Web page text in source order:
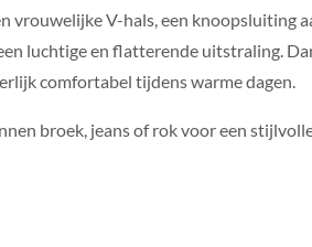
vrouwelijke V-hals, een knoopsluiting
luchtige en flatterende uitstraling.
comfortabel tijdens warme dagen.
broek, jeans of rok voor een